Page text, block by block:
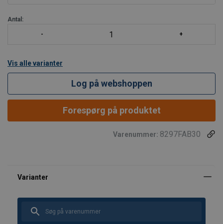
Antal:
Vis alle varianter
Log på webshoppen
Forespørg på produktet
Varenummer: 8297FAB30